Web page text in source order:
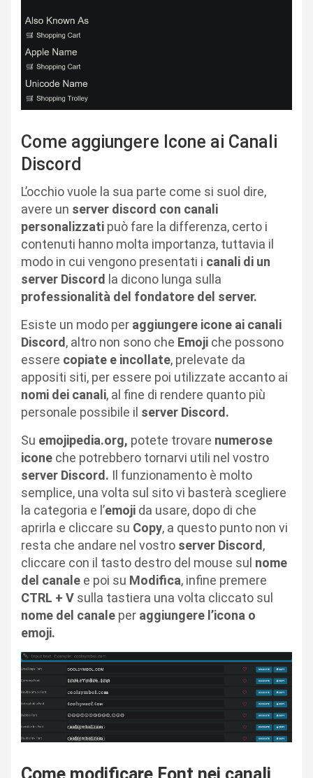
Come aggiungere Icone ai Canali
Discord
L’occhio vuole la sua parte come si suol dire,
avere un server discord con canali
personalizzati può fare la differenza, certo i
contenuti hanno molta importanza, tuttavia il
modo in cui vengono presentati i canali di un
server Discord la dicono lunga sulla
professionalità del fondatore del server.
Esiste un modo per aggiungere icone ai canali
Discord, altro non sono che Emoji che possono
essere copiate e incollate, prelevate da
appositi siti, per essere poi utilizzate accanto ai
nomi dei canali, al fine di rendere quanto più
personale possibile il server Discord.
Su emojipedia.org, potete trovare numerose
icone che potrebbero tornarvi utili nel vostro
server Discord. Il funzionamento è molto
semplice, una volta sul sito vi basterà scegliere
la categoria e l’emoji da usare, dopo di che
aprirla e cliccare su Copy, a questo punto non vi
resta che andare nel vostro server Discord,
cliccare con il tasto destro del mouse sul nome
del canale e poi su Modifica, infine premere
CTRL + V sulla tastiera una volta cliccato sul
nome del canale per aggiungere l’icona o
emoji.